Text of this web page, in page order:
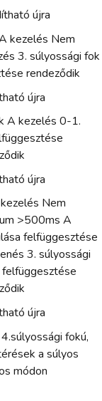
újra
kezelés Nem
3. súlyossági fok
rendeződik
újra
A kezelés 0-1.
újra
Nem
>500ms A
felfüggesztése
3. súlyossági
újra
fokú,
a súlyos
módon